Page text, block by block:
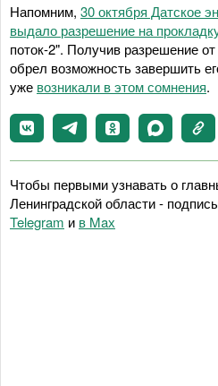
Напомним, 30 октября Датское
выдало разрешение на
поток-2". Получив разрешение
обрел возможность завершить
уже возникали в этом сомнения.
Чтобы первыми узнавать о
Ленинградской области -
Telegram и в Maх